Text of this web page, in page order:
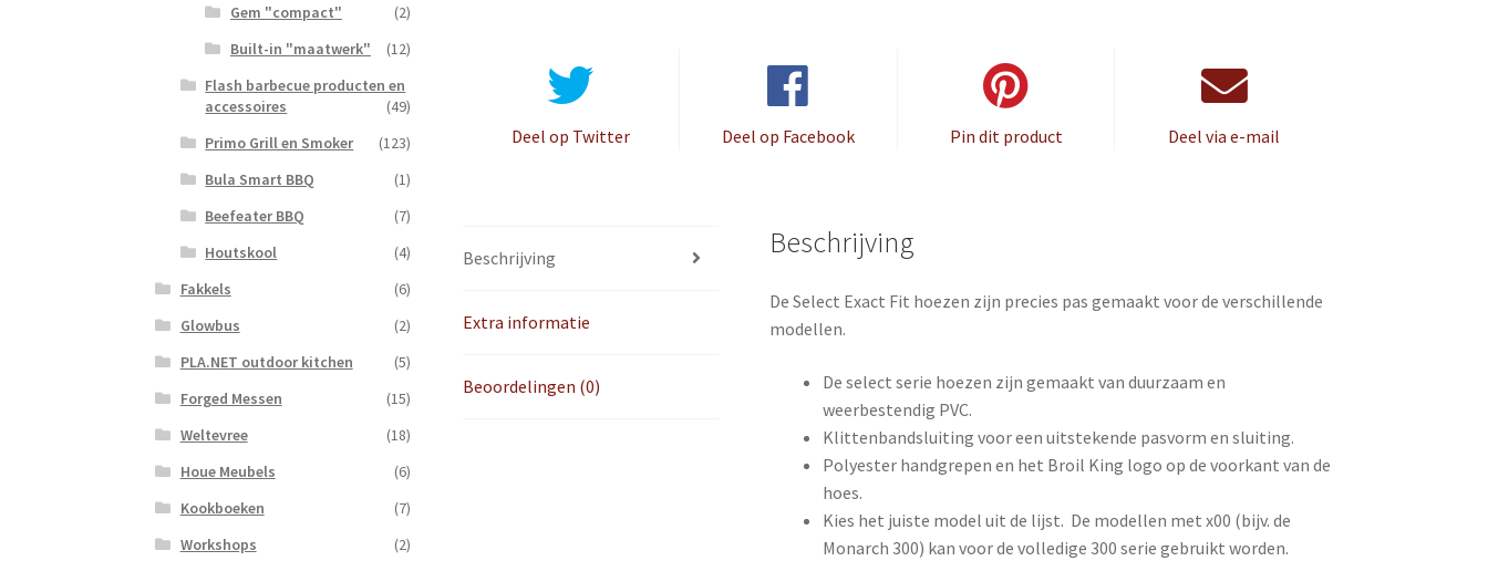
Deel op Twitter Deel op Facebook Pin dit product Deel via e-mail
Beschrijving
Extra informatie
Beoordelingen (0)
Beschrijving
De Select Exact Fit hoezen zijn precies pas gemaakt voor de verschillende
modellen.
De select serie hoezen zijn gemaakt van duurzaam en
weerbestendig PVC.
Klittenbandsluiting voor een uitstekende pasvorm en sluiting.
Polyester handgrepen en het Broil King logo op de voorkant van de
hoes.
Kies het juiste model uit de lijst. De modellen met x00 (bijv. de
Monarch 300) kan voor de volledige 300 serie gebruikt worden.
Gem "compact"
(2)
Built-in "maatwerk"
(12)
Flash barbecue producten en
accessoires
(49)
Primo Grill en Smoker
(123)
Bula Smart BBQ
(1)
Beefeater BBQ
(7)
Houtskool
(4)
Fakkels
(6)
Glowbus
(2)
PLA.NET outdoor kitchen
(5)
Forged Messen
(15)
Weltevree
(18)
Houe Meubels
(6)
Kookboeken
(7)
Workshops
(2)